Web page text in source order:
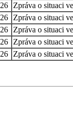
26
Zpráva o situaci
26
Zpráva o situaci
26
Zpráva o situaci
26
Zpráva o situaci
26 Zpráva o situaci